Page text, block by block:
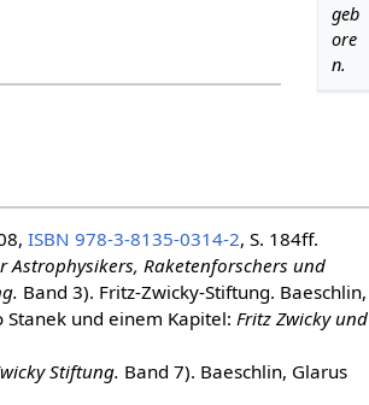
geb
ore
n.
ISBN 978-3-8135-0314-2, S. 184ff.
Astrophysikers, Raketenforschers und
Band 3). Fritz-Zwicky-Stiftung. Baeschlin,
und einem Kapitel: Fritz Zwicky und
Stiftung. Band 7). Baeschlin, Glarus